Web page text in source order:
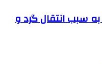
در ۶ استان به سبب انتقال گرد و